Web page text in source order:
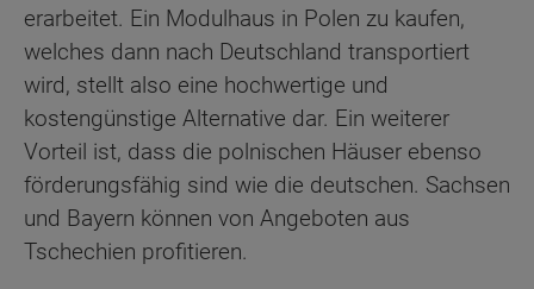
erarbeitet. Ein Modulhaus in Polen zu kaufen,
welches dann nach Deutschland transportiert
wird, stellt also eine hochwertige und
kostengünstige Alternative dar. Ein weiterer
Vorteil ist, dass die polnischen Häuser ebenso
förderungsfähig sind wie die deutschen. Sachsen
und Bayern können von Angeboten aus
Tschechien profitieren.